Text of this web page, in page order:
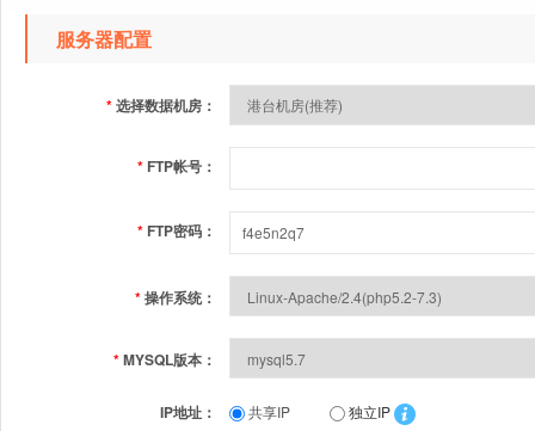
服务器配置
*选择数据机房：
* FTP帐号：
* FTP密码：
*操作系统：
*MYSQL版本：
IP地址： 共享IP 独立IP